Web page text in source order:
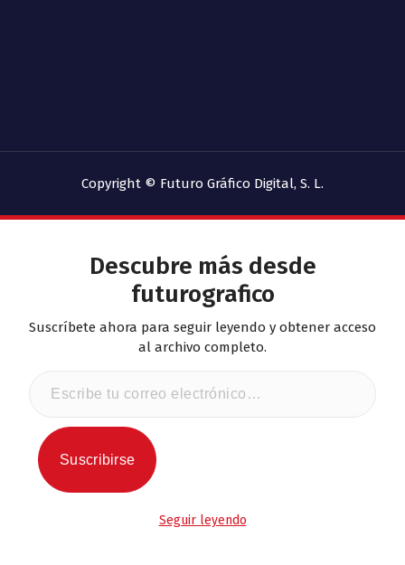
Copyright © Futuro Gráfico Digital, S. L.
Descubre más desde
futurografico
Suscríbete ahora para seguir leyendo y obtener acceso
al archivo completo.
Suscribirse
Seguir leyendo